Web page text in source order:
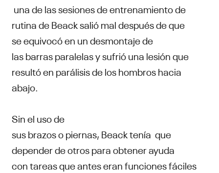
una de las sesiones de entrenamiento de
rutina de Beack salió mal después de que
se equivocó en un desmontaje de
las barras paralelas y sufrió una lesión que
resultó en parálisis de los hombros hacia
abajo.
Sin el uso de
sus brazos o piernas, Beack tenía que
depender de otros para obtener ayuda
con tareas que antes eran funciones fáciles